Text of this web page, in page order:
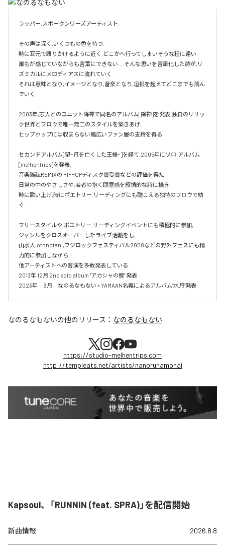
ラッパー,スポークンワーズアーティスト.
その声は深く,いくつもの色を持つ.
時に耳元で語りかけるように近く,どこかへ行ってしまいそうな程に遠い.
誰もが感じていながらも言葉にできない....そんな思いを言語化した詩が,リ
ズミカルにメロディアスに流れていく.
それは意味となり,イメージとなり,音楽となり,垣根を超えてどこまでも飛ん
でいく.
2003年,志人とのユニット降神で同名のアルバム[降神]を発表,独自のリリッ
ク世界とフロウで唯一無二のスタイルを築きあげ,
ヒップホップには収まらない幅広いファン層の支持を得る.
セカンドアルバム[望~月を亡くした王様~]を経て,2005年にソロ.アルバム
[melhentrips]を発表,
音楽雑誌REMIXの HIPHOPディスク賞受賞などの評価を得た.
日常の中のやさしさや,若者の抱く閉塞感を叙情的な詩に描き,
時に歌い上げ,時にポエトリー.リーディングにも聴こえる独特のフロウで紡
ぐ.
フリースタイルや,ポエトリー.リーディングイベントにも積極的に参加,
ジャンルをクロスオーバーしたライブ活動をし,
山水人,otonotani,フジロックフェスティバル2008などの野外フェスにも精
力的に参加しながら,
他アーティストへの客演を多数発表している.
2013年 12月 2nd solo album "アカシャの唇" 発表
2023年　9月　なのるなもない × YAMAAN名義によるアルバム"水月"発表
なのるなもないの他のリリース： なのるなもない
https://studio-melhentrips.com
http://templeats.net/artists/nanorunamonai
Kapsoul、「RUNNIN (feat. SPRA)」を配信開始
新曲情報 2026.8.8